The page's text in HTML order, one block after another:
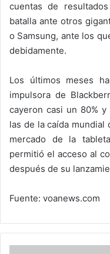
cuentas de
batalla ante otros
o Samsung, ante los
debidamente.
Los últimos meses
impulsora de
cayeron casi un 80%
las de la caída
mercado de la
permitió el acceso al
después de su
Fuente: voanews.com